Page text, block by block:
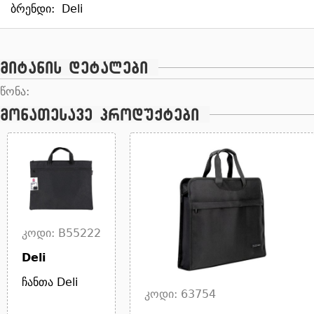
ბრენდი: Deli
მიტანის დეტალები
წონა:
მონათესავე პროდუქტები
კოდი: B55222
Deli
ჩანთა Deli
კოდი: 63754